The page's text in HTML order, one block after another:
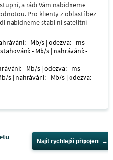
a rádi Vám nabídneme
Pro klienty z oblastí bez
nabídneme stabilní satelitní
- Mb/s | odezva: - ms
stahování: - Mb/s | nahrávání: -
- Mb/s | odezva: - ms
s | nahrávání: - Mb/s | odezva: -
Najít rychlejší připojení